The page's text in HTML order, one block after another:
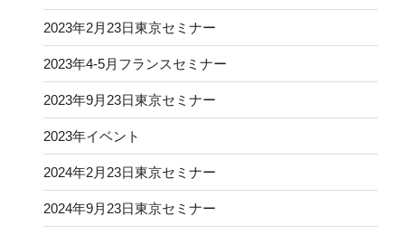
2023年2月23日東京セミナー
2023年4-5月フランスセミナー
2023年9月23日東京セミナー
2023年イベント
2024年2月23日東京セミナー
2024年9月23日東京セミナー